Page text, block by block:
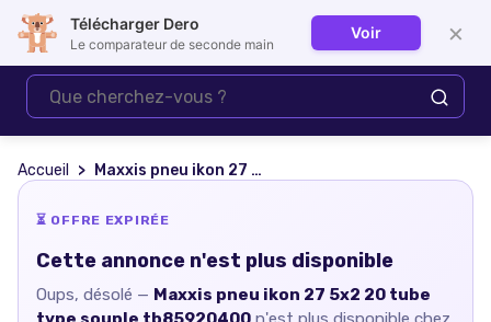
Se connecter
Accueil Maxxis pneu ikon 27 5x2 20 tube type souple tb85920400
⏳ OFFRE EXPIRÉE
Cette annonce n'est plus disponible
Oups, désolé — Maxxis pneu ikon 27 5x2 20 tube
Télécharger Dero
Le comparateur de seconde main
Voir ×